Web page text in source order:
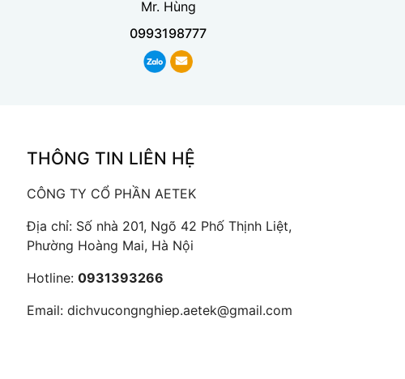
Mr. Hùng
0993198777
THÔNG TIN LIÊN HỆ
CÔNG TY CỔ PHẦN AETEK
Địa chỉ: Số nhà 201, Ngõ 42 Phố Thịnh Liệt,
Phường Hoàng Mai, Hà Nội
Hotline: 0931393266
Email: dichvucongnghiep.aetek@gmail.com